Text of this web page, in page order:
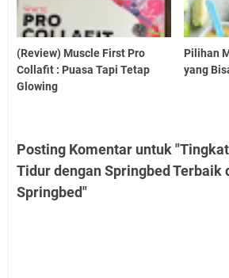
(Review) Muscle First Pro
Collafit : Puasa Tapi Tetap
Glowing
Pilihan
yang
Posting Komentar untuk
Tidur dengan Springbed Terbaik
Springbed"